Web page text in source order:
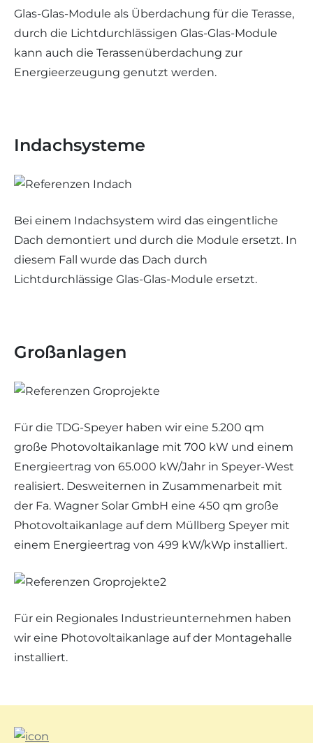
Glas-Glas-Module als Überdachung für die Terasse,
durch die Lichtdurchlässigen Glas-Glas-Module
kann auch die Terassenüberdachung zur
Energieerzeugung genutzt werden.
Indachsysteme
Bei einem Indachsystem wird das eingentliche
Dach demontiert und durch die Module ersetzt. In
diesem Fall wurde das Dach durch
Lichtdurchlässige Glas-Glas-Module ersetzt.
Großanlagen
Für die TDG-Speyer haben wir eine 5.200 qm
große Photovoltaikanlage mit 700 kW und einem
Energieertrag von 65.000 kW/Jahr in Speyer-West
realisiert. Desweiternen in Zusammenarbeit mit
der Fa. Wagner Solar GmbH eine 450 qm große
Photovoltaikanlage auf dem Müllberg Speyer mit
einem Energieertrag von 499 kW/kWp installiert.
Für ein Regionales Industrieunternehmen haben
wir eine Photovoltaikanlage auf der Montagehalle
installiert.